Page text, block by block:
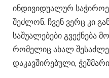
ინდივიდუალურ
შეძლონ. ჩვენ ვერც კი
საშუალებები გვექნება
რომელიც ახალ
დაკავშირებული,